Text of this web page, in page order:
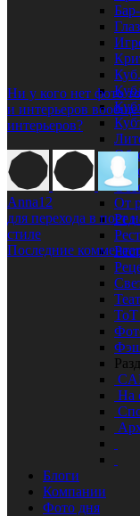
От
Ред
ТоТ
На
Блоги
Компании
Фото дня
Ни у кого нет фото
и интерьеров
интерьеров?
Anna12
для перехода в пост
стиле
Последние